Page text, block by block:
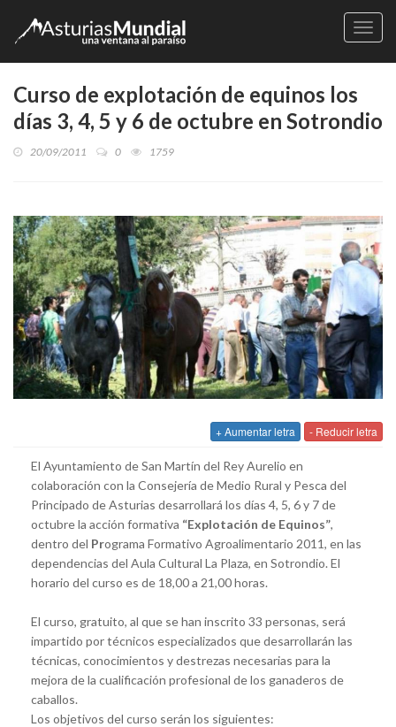
Curso de explotación de equinos los
días 3, 4, 5 y 6 de octubre en Sotrondio
20/09/2011 0 1759
+ Aumentar letra - Reducir letra
El Ayuntamiento de San Martín del Rey Aurelio en
colaboración con la Consejería de Medio Rural y Pesca del
Principado de Asturias desarrollará los días 4, 5, 6 y 7 de
octubre la acción formativa “Explotación de Equinos”,
dentro del Programa Formativo Agroalimentario 2011, en las
dependencias del Aula Cultural La Plaza, en Sotrondio. El
horario del curso es de 18,00 a 21,00 horas.
El curso, gratuito, al que se han inscrito 33 personas, será
impartido por técnicos especializados que desarrollarán las
técnicas, conocimientos y destrezas necesarias para la
mejora de la cualificación profesional de los ganaderos de
caballos.
Los objetivos del curso serán los siguientes: